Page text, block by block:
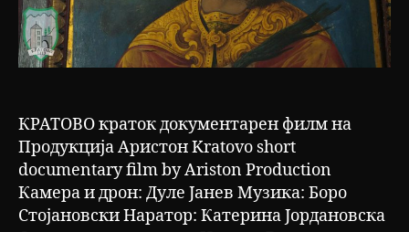
КРАТОВО краток документарен филм на
Продукција Аристон Kratovo short
documentary film by Ariston Production
Камера и дрон: Дуле Јанев Музика: Боро
Стојановски Наратор: Катерина Јордановска